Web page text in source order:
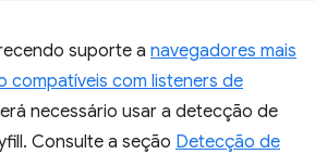
suporte a navegadores mais
compatíveis com listeners de
necessário usar a detecção de
Consulte a seção Detecção de